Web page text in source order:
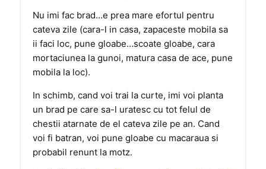
Nu imi fac brad…e prea mare efortul pentru
cateva zile (cara-l in casa, zapaceste mobila sa
ii faci loc, pune gloabe…scoate gloabe, cara
mortaciunea la gunoi, matura casa de ace, pune
mobila la loc).
In schimb, cand voi trai la curte, imi voi planta
un brad pe care sa-l uratesc cu tot felul de
chestii atarnate de el cateva zile pe an. Cand
voi fi batran, voi pune gloabe cu macaraua si
probabil renunt la motz.